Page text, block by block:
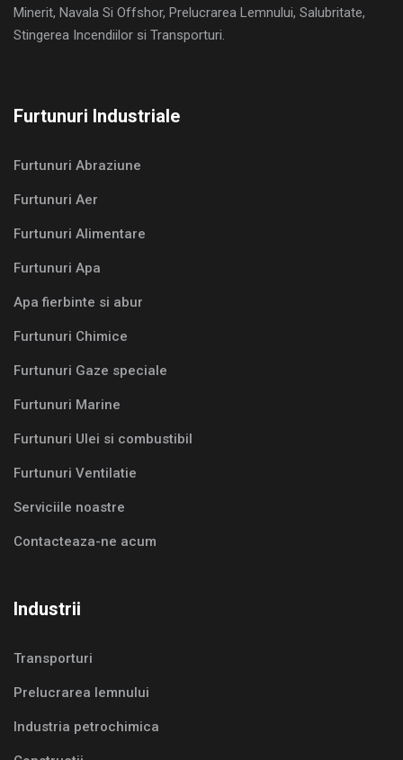
Minerit, Navala Si Offshor, Prelucrarea Lemnului, Salubritate,
Stingerea Incendiilor si Transporturi.
Furtunuri Industriale
Furtunuri Abraziune
Furtunuri Aer
Furtunuri Alimentare
Furtunuri Apa
Apa fierbinte si abur
Furtunuri Chimice
Furtunuri Gaze speciale
Furtunuri Marine
Furtunuri Ulei si combustibil
Furtunuri Ventilatie
Serviciile noastre
Contacteaza-ne acum
Industrii
Transporturi
Prelucrarea lemnului
Industria petrochimica